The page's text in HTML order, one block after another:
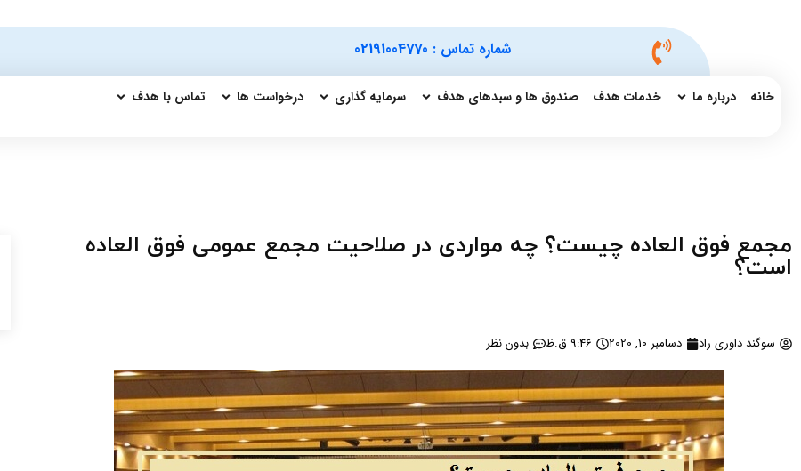
شماره تماس : 02191004770
خانه درباره ما خدمات هدف صندوق ها و سبدهای هدف سرمایه گذاری درخواست ها تماس با هدف
مجمع فوق العاده چیست؟ چه مواردی در صلاحیت مجمع عمومی فوق العاده
است؟
سوگند داوری راد دسامبر 10, 2020 9:46 ق.ظ بدون نظر